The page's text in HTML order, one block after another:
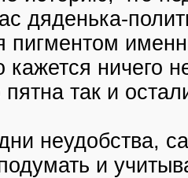
дяденька-
пигментом
кажется ничего
так и
неудобства,
и